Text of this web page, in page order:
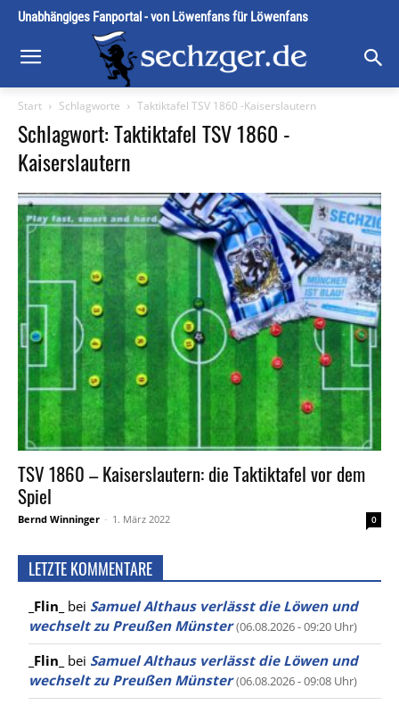
Unabhängiges Fanportal - von Löwenfans für Löwenfans
Start Schlagworte Taktiktafel TSV 1860 -Kaiserslautern
Schlagwort: Taktiktafel TSV 1860 -
Kaiserslautern
TSV 1860 – Kaiserslautern: die Taktiktafel vor dem
Spiel
Bernd Winninger - 1. März 2022 0
LETZTE KOMMENTARE
_Flin_ bei Samuel Althaus verlässt die Löwen und
wechselt zu Preußen Münster (06.08.2026 - 09:20 Uhr)
_Flin_ bei Samuel Althaus verlässt die Löwen und
wechselt zu Preußen Münster (06.08.2026 - 09:08 Uhr)